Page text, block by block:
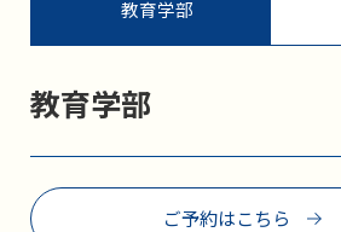
教育学部
教育学部
ご予約はこちら